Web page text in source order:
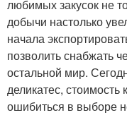
любимых закусок не
добычи настолько
начала
позволить снабжать
остальной мир.
деликатес,
ошибиться в выборе